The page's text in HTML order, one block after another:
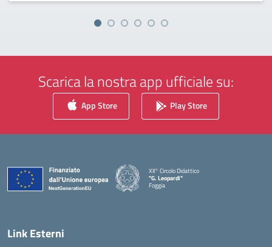
Scarica la nostra app ufficiale su:
App Store Play Store
XII° Circolo Didattico
"G. Leopardi"
Foggia
— Visita la pagina iniziale della scuola
Link Esterni